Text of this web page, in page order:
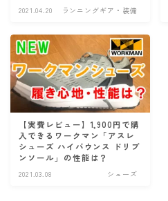
2021.04.20 ランニングギア・装備
【実費レビュー】1,900円で購
入できるワークマン「アスレ
シューズ ハイバウンス ドリブ
ンソール」の性能は？
2021.03.08 シューズ